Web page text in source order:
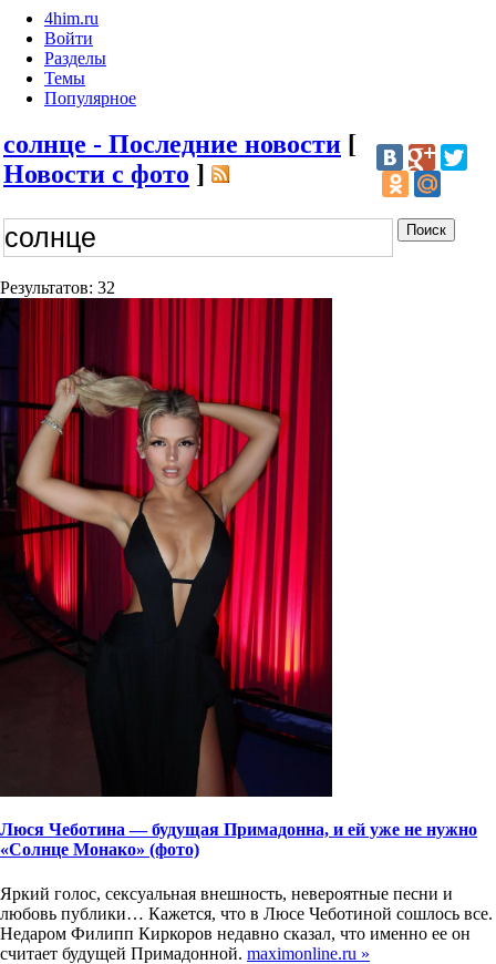
4him.ru
Войти
Разделы
Темы
Популярное
солнце - Последние новости [
Новости с фото ]
Результатов: 32
Люся Чеботина — будущая Примадонна, и ей уже не нужно
«Солнце Монако» (фото)
Яркий голос, сексуальная внешность, невероятные песни и
любовь публики… Кажется, что в Люсе Чеботиной сошлось все.
Недаром Филипп Киркоров недавно сказал, что именно ее он
считает будущей Примадонной. maximonline.ru »